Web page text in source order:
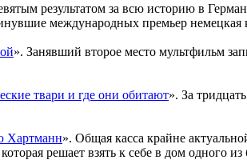
результатом за всю историю в
международных премьер немецкая
». Занявший второе место мультфильм
твари и где они обитают». За
Хартманн». Общая касса крайне
решает взять к себе в дом одного